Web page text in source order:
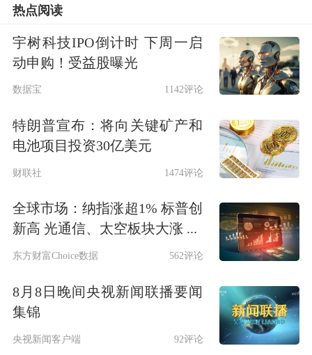
热点阅读
宇树科技IPO倒计时 下周一启
动申购！受益股曝光
数据宝 1142评论
特朗普宣布：将向关键矿产和
电池项目投资30亿美元
财联社 1474评论
全球市场：纳指涨超1% 标普创
新高 光通信、太空板块大涨 ...
东方财富Choice数据 562评论
8月8日晚间央视新闻联播要闻
集锦
央视新闻客户端 92评论